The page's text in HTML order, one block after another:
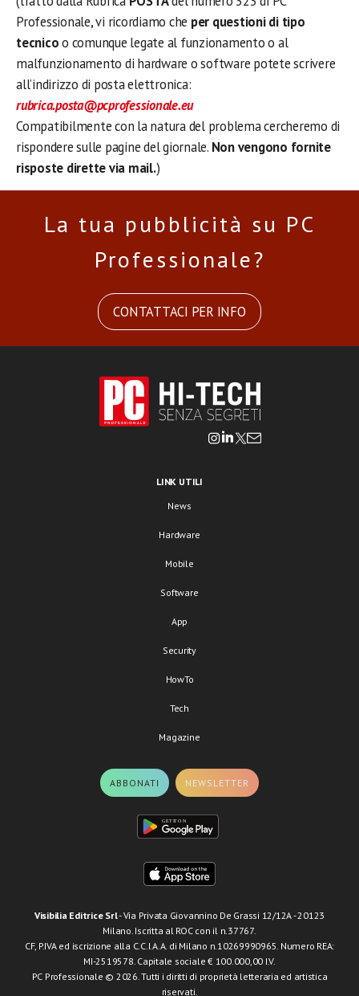
Professionale, vi ricordiamo che per questioni di tipo
tecnicoo comunque legate al funzionamento o al
malfunzionamento di hardware o software potete scrivere
all’indirizzo di posta elettronica:
rubrica.posta@pcprofessionale.eu
Compatibilmente con la natura del problema cercheremo di
rispondere sulle pagine del giornale. Non vengono fornite
risposte dirette via mail.)
La tua pubblicità su PC
Professionale?
CONTATTACI PER INFO
LINK UTILI
News
Hardware
Mobile
Software
App
Security
HowTo
Tech
Magazine
ABBONATI NEWSLETTER
Visibilia Editrice Srl- Via Privata Giovannino De Grassi 12/12A - 20123
Milano. Iscritta al ROC con il n.37767.
CF, P.IVA ed iscrizione alla C.C.I.A.A. di Milano n.10269990965. Numero REA:
MI-2519578. Capitale sociale € 100.000,00 I.V.
PC Professionale © 2026. Tutti i diritti di proprietà letteraria ed artistica
riservati.